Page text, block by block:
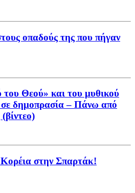
οπαδούς της που πήγαν
Θεού» και του μυθικού
δημοπρασία – Πάνω από
στην Σπαρτάκ!